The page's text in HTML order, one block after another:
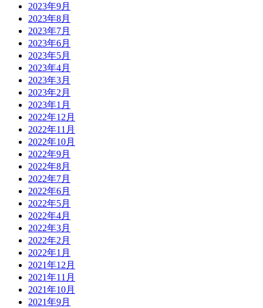
2023年9月
2023年8月
2023年7月
2023年6月
2023年5月
2023年4月
2023年3月
2023年2月
2023年1月
2022年12月
2022年11月
2022年10月
2022年9月
2022年8月
2022年7月
2022年6月
2022年5月
2022年4月
2022年3月
2022年2月
2022年1月
2021年12月
2021年11月
2021年10月
2021年9月